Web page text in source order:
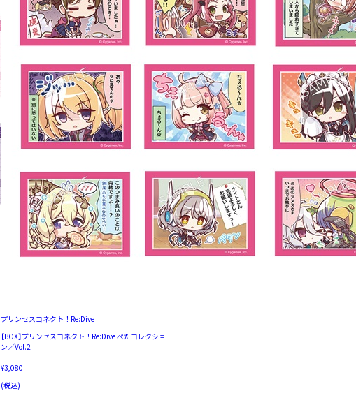
プリンセスコネクト！Re:Dive
【BOX】プリンセスコネクト！Re:Dive ぺたコレクショ
ン／Vol.2
¥3,080
(税込)